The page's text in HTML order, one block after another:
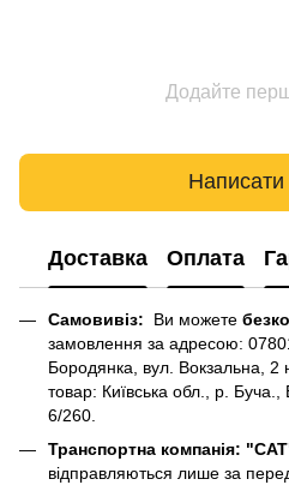
Додайте
Написати
Доставка Оплата
Самовивіз: Ви можете
замовлення за адресою:
Бородянка, вул. Вокзальна, 2
товар: Київська обл., р.
6/260.
Транспортна компанія:
відправляються лише за